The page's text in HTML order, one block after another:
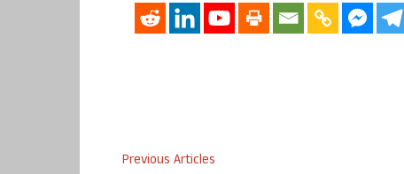
Previous Articles